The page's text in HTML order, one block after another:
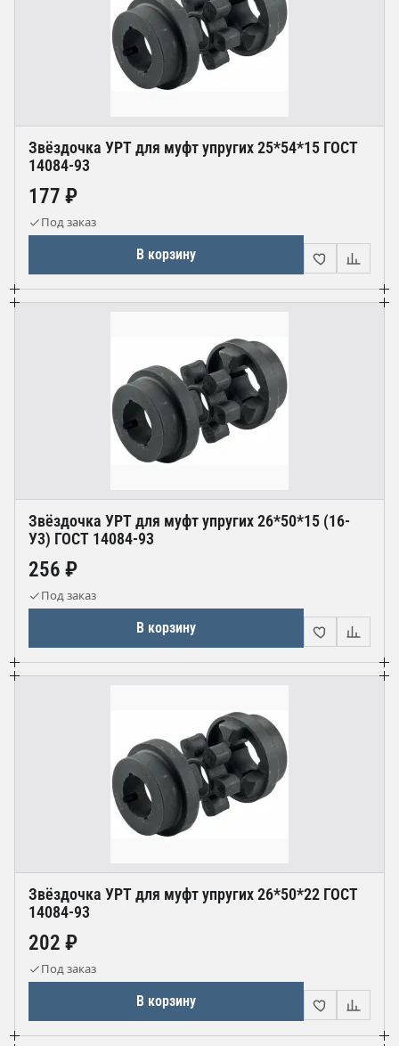
Звёздочка УРТ для муфт упругих 25*54*15 ГОСТ
14084-93
177 ₽
Под заказ
В корзину
Звёздочка УРТ для муфт упругих 26*50*15 (16-
У3) ГОСТ 14084-93
256 ₽
Под заказ
В корзину
Звёздочка УРТ для муфт упругих 26*50*22 ГОСТ
14084-93
202 ₽
Под заказ
В корзину